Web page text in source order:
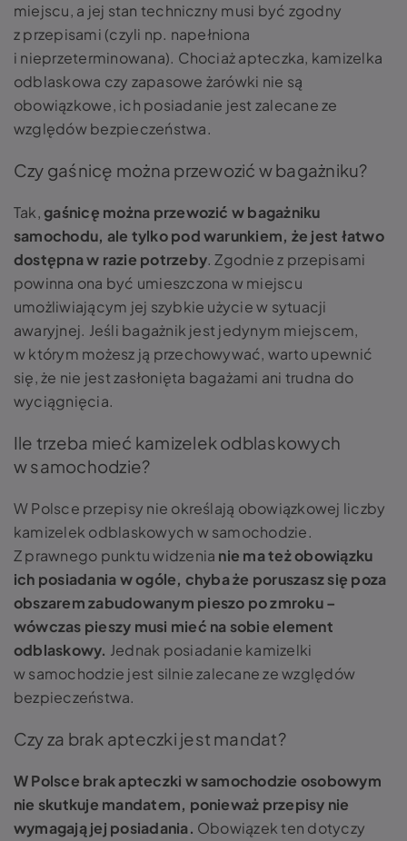
miejscu, a jej stan techniczny musi być zgodny
z przepisami (czyli np. napełniona
i nieprzeterminowana). Chociaż apteczka, kamizelka
odblaskowa czy zapasowe żarówki nie są
obowiązkowe, ich posiadanie jest zalecane ze
względów bezpieczeństwa.
Czy gaśnicę można przewozić w bagażniku?
Tak,gaśnicę można przewozić w bagażniku
samochodu, ale tylko pod warunkiem, że jest łatwo
dostępna w razie potrzeby. Zgodnie z przepisami
powinna ona być umieszczona w miejscu
umożliwiającym jej szybkie użycie w sytuacji
awaryjnej. Jeśli bagażnik jest jedynym miejscem,
w którym możesz ją przechowywać, warto upewnić
się, że nie jest zasłonięta bagażami ani trudna do
wyciągnięcia.
Ile trzeba mieć kamizelek odblaskowych
w samochodzie?
W Polsce przepisy nie określają obowiązkowej liczby
kamizelek odblaskowych w samochodzie.
Z prawnego punktu widzenia nie ma też obowiązku
ich posiadania w ogóle, chyba że poruszasz się poza
obszarem zabudowanym pieszo po zmroku –
wówczas pieszy musi mieć na sobie element
odblaskowy. Jednak posiadanie kamizelki
w samochodzie jest silnie zalecane ze względów
bezpieczeństwa.
Czy za brak apteczki jest mandat?
W Polsce brak apteczki w samochodzie osobowym
nie skutkuje mandatem, ponieważ przepisy nie
wymagają jej posiadania. Obowiązek ten dotyczy